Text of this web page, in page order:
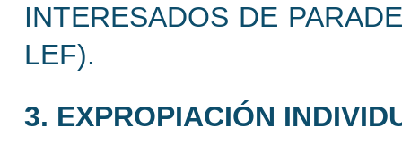
INTERESADOS DE
LEF).
3. EXPROPIACIÓN